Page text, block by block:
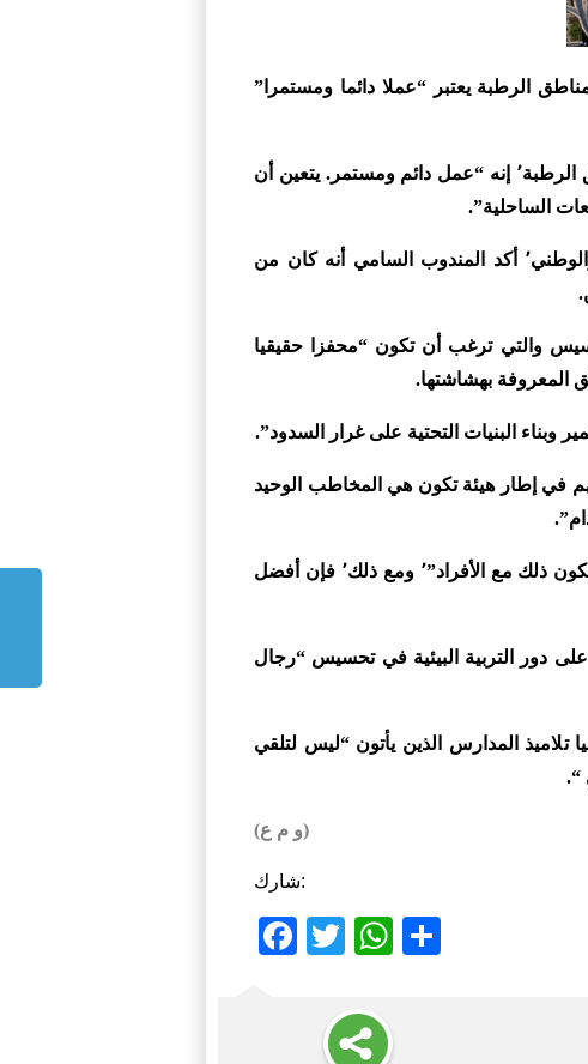
الرطبة يعتبر “عملا دائما ومستمرا”
وأبرز السيد الحافي٬ في حديث لوكالة المغرب العربي للأنباء على هامش اليوم العالمي للمناطق الرطبة٬ إنه “عمل دائم ومستمر. يتعين أن
ولضمان التدبير المستمر لهذه المناطق التي تلعب دورا هاما في الاقتصاد المحلي والجهوي والوطني٬ أكد المندوب السامي أنه كان من
التحسيس والتي ترغب أن تكون “محفزا حقيقيا
الذي يفرض نفسه٬ يقول السيد الحافي٬ يتمثل في تجميعهم في إطار هيئة تكون هي المخاطب الوحيد
واستطرد قائلا إنه “غالبا ما يكون من السهل العمل مع الجمعيات وتعاونيات الصيادين٬ على أن يكون ذلك مع الأفراد”٬ ومع ذلك٬ فإن أفضل
من خلال وسائل الإعلام والإعلانات الإشهارية ليس كافيا٬ مشددا على دور التربية البيئية في تحسيس “رجال
يوميا تلاميذ المدارس الذين يأتون “ليس لتلقي
(و م ع)
شارك:
Facebook
TwitterWhatsApp